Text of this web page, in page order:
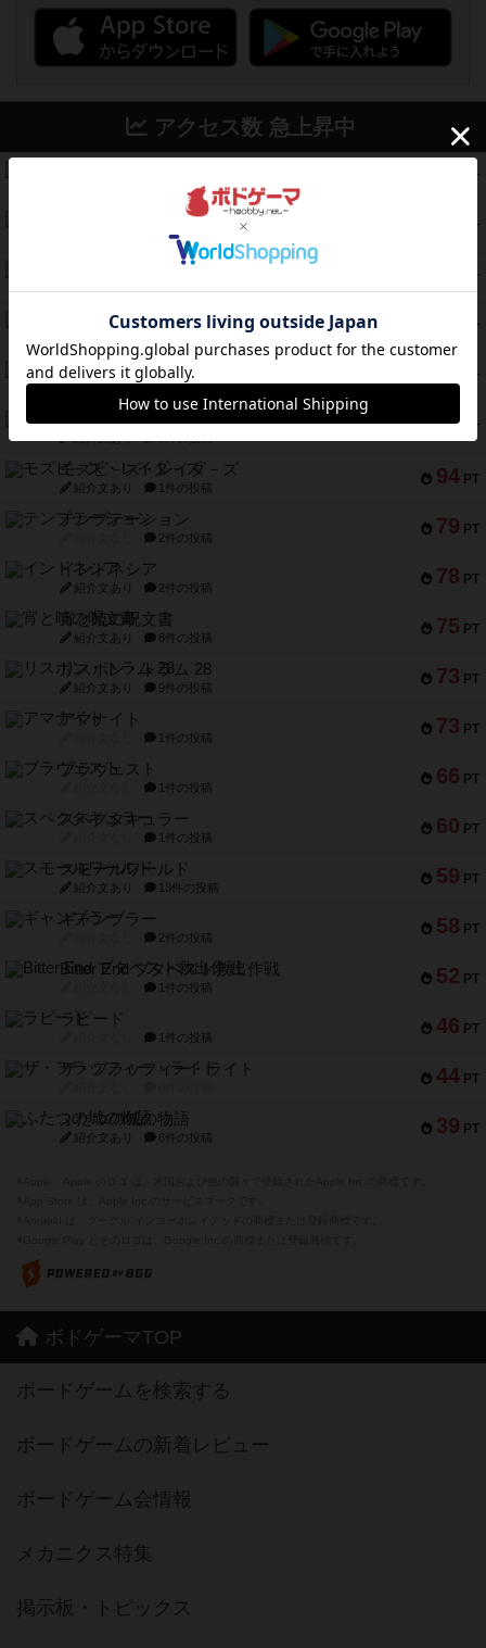
アクセス数 急上昇中
PT
1件の投稿
PT
無限まちがいさがし
2件の投稿
PT
ガルフストライク
PT
クルティボ
PT
1809
紹介文あり 1件の投稿
108 PT
94 PT
モズビ－ズ・レイダ－ズ
紹介文あり 1件の投稿
79 PT
テンプテーション
2件の投稿
78 PT
インドネシア
紹介文あり 2件の投稿
75 PT
宵と暁の呪文書
紹介文あり 8件の投稿
73 PT
リスボン・トラム 28
紹介文あり 9件の投稿
73 PT
アマナイト
1件の投稿
66 PT
ブラヴェスト
1件の投稿
60 PT
スペクタキュラー
1件の投稿
59 PT
スモールワールド
紹介文あり 13件の投稿
58 PT
ギャンブラー
2件の投稿
52 PT
Bitter End ブタペスト救出作戦
1件の投稿
46 PT
ラピード
1件の投稿
44 PT
ザ・フラッフィー・ライト
39 PT
ふたつの城の物語
紹介文あり 6件の投稿
ボドゲーマTOP
ボードゲームを検索する
ボードゲームの新着レビュー
ボードゲーム会情報
メカニクス特集
掲示板・トピックス